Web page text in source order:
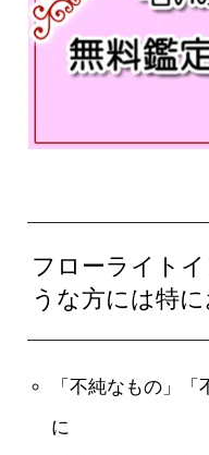
フローライト
うな方には特
「不純なもの」
に